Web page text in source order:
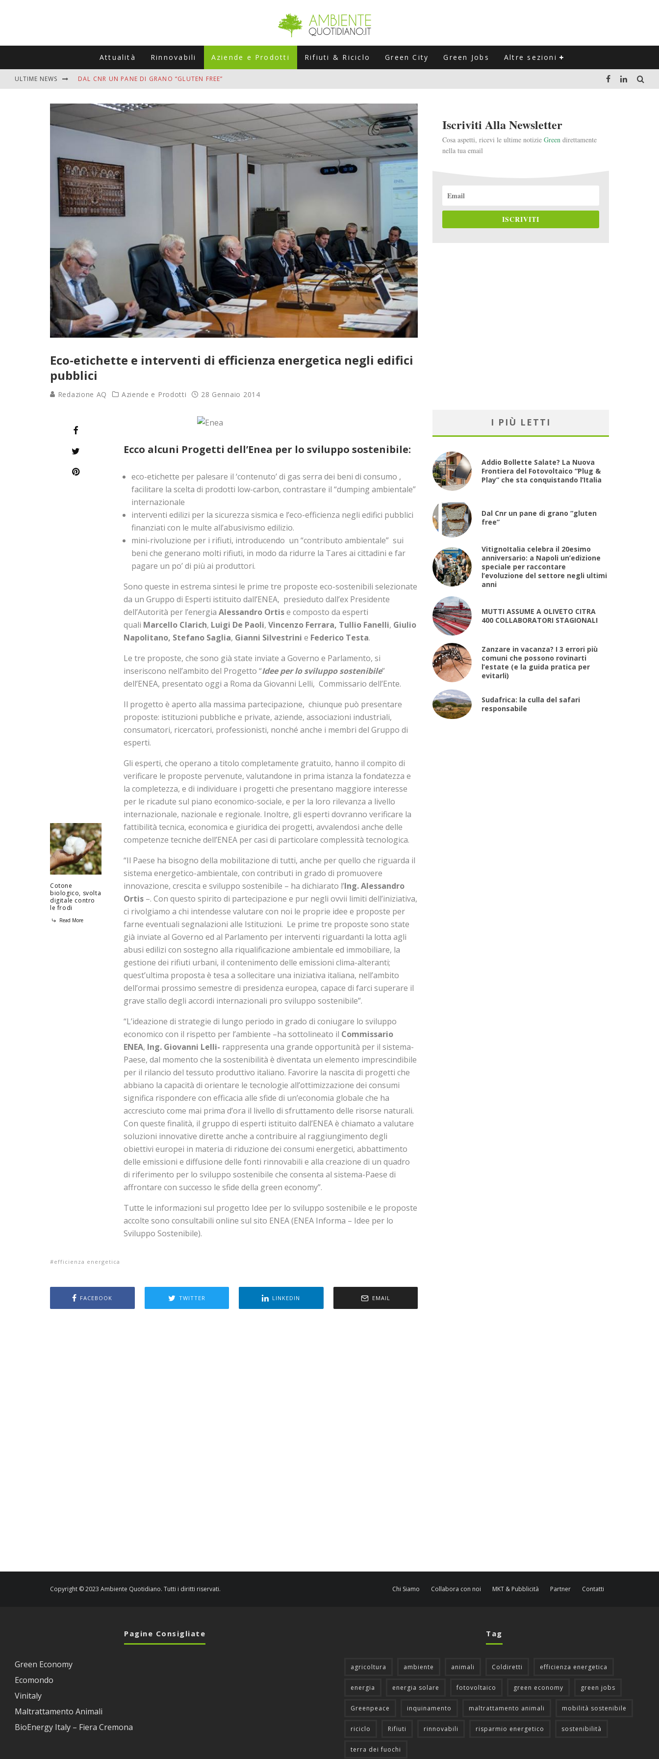
Attualità Rinnovabili Aziende e Prodotti Rifiuti & Riciclo Green City Green Jobs Altre sezioni
ULTIME NEWS DAL CNR UN PANE DI GRANO “GLUTEN FREE”
MUTTI ASSUME A OLIVETO CITRA 400 COLLABORATORI STAGIONALI
ZANZARE IN VACANZA? I 3 ERRORI PIÙ COMUNI CHE POSSONO ROVINARTI L’ESTATE (E LA GUIDA PRATICA PER EVITARLI)
ADDIO BOLLETTE SALATE? LA NUOVA FRONTIERA DEL FOTOVOLTAICO "PLUG & PLAY" CHE STA CONQUISTANDO L'ITALIA
Eco-etichette e interventi di efficienza energetica negli edifici
pubblici
Redazione AQ Aziende e Prodotti 28 Gennaio 2014
Cotone
biologico, svolta
digitale contro
le frodi
Read More
Ecco alcuni Progetti dell’Enea per lo sviluppo sostenibile:
eco-etichette per palesare il ‘contenuto’ di gas serra dei beni di consumo ,
facilitare la scelta di prodotti low-carbon, contrastare il “dumping ambientale”
internazionale
interventi edilizi per la sicurezza sismica e l’eco-efficienza negli edifici pubblici
finanziati con le multe all’abusivismo edilizio.
mini-rivoluzione per i rifiuti, introducendo un “contributo ambientale” sui
beni che generano molti rifiuti, in modo da ridurre la Tares ai cittadini e far
pagare un po’ di più ai produttori.
Sono queste in estrema sintesi le prime tre proposte eco-sostenibili selezionate
da un Gruppo di Esperti istituito dall’ENEA, presieduto dall’ex Presidente
dell’Autorità per l’energia Alessandro Ortise composto da esperti
quali Marcello Clarich, Luigi De Paoli, Vincenzo Ferrara, Tullio Fanelli, Giulio
Napolitano, Stefano Saglia, Gianni Silvestrini e Federico Testa.
Le tre proposte, che sono già state inviate a Governo e Parlamento, si
inseriscono nell’ambito del Progetto “Idee per lo sviluppo sostenibile”
dell’ENEA, presentato oggi a Roma da Giovanni Lelli, Commissario dell’Ente.
Il progetto è aperto alla massima partecipazione, chiunque può presentare
proposte: istituzioni pubbliche e private, aziende, associazioni industriali,
consumatori, ricercatori, professionisti, nonché anche i membri del Gruppo di
esperti.
Gli esperti, che operano a titolo completamente gratuito, hanno il compito di
verificare le proposte pervenute, valutandone in prima istanza la fondatezza e
la completezza, e di individuare i progetti che presentano maggiore interesse
per le ricadute sul piano economico-sociale, e per la loro rilevanza a livello
internazionale, nazionale e regionale. Inoltre, gli esperti dovranno verificare la
fattibilità tecnica, economica e giuridica dei progetti, avvalendosi anche delle
competenze tecniche dell’ENEA per casi di particolare complessità tecnologica.
“Il Paese ha bisogno della mobilitazione di tutti, anche per quello che riguarda il
sistema energetico-ambientale, con contributi in grado di promuovere
innovazione, crescita e sviluppo sostenibile – ha dichiarato l’Ing. Alessandro
Ortis –. Con questo spirito di partecipazione e pur negli ovvii limiti dell’iniziativa,
ci rivolgiamo a chi intendesse valutare con noi le proprie idee e proposte per
farne eventuali segnalazioni alle Istituzioni. Le prime tre proposte sono state
già inviate al Governo ed al Parlamento per interventi riguardanti la lotta agli
abusi edilizi con sostegno alla riqualificazione ambientale ed immobiliare, la
gestione dei rifiuti urbani, il contenimento delle emissioni clima-alteranti;
quest’ultima proposta è tesa a sollecitare una iniziativa italiana, nell’ambito
dell’ormai prossimo semestre di presidenza europea, capace di farci superare il
grave stallo degli accordi internazionali pro sviluppo sostenibile”.
“L’ideazione di strategie di lungo periodo in grado di coniugare lo sviluppo
economico con il rispetto per l’ambiente –ha sottolineato il Commissario
ENEA, Ing. Giovanni Lelli- rappresenta una grande opportunità per il sistema-
Paese, dal momento che la sostenibilità è diventata un elemento imprescindibile
per il rilancio del tessuto produttivo italiano. Favorire la nascita di progetti che
abbiano la capacità di orientare le tecnologie all’ottimizzazione dei consumi
significa rispondere con efficacia alle sfide di un’economia globale che ha
accresciuto come mai prima d’ora il livello di sfruttamento delle risorse naturali.
Con queste finalità, il gruppo di esperti istituito dall’ENEA è chiamato a valutare
soluzioni innovative dirette anche a contribuire al raggiungimento degli
obiettivi europei in materia di riduzione dei consumi energetici, abbattimento
delle emissioni e diffusione delle fonti rinnovabili e alla creazione di un quadro
di riferimento per lo sviluppo sostenibile che consenta al sistema-Paese di
affrontare con successo le sfide della green economy”.
Tutte le informazioni sul progetto Idee per lo sviluppo sostenibile e le proposte
accolte sono consultabili online sul sito ENEA (ENEA Informa – Idee per lo
Sviluppo Sostenibile).
efficienza energetica
FACEBOOK TWITTER LINKEDIN EMAIL
Iscriviti Alla Newsletter
Cosa aspetti, ricevi le ultime notizie Green direttamente
nella tua email
ISCRIVITI
I PIÙ LETTI
Addio Bollette Salate? La Nuova
Frontiera del Fotovoltaico “Plug &
Play” che sta conquistando l’Italia
Dal Cnr un pane di grano “gluten
free”
VitignoItalia celebra il 20esimo
anniversario: a Napoli un’edizione
speciale per raccontare
l’evoluzione del settore negli ultimi
anni
MUTTI ASSUME A OLIVETO CITRA
400 COLLABORATORI STAGIONALI
Zanzare in vacanza? I 3 errori più
comuni che possono rovinarti
l’estate (e la guida pratica per
evitarli)
Sudafrica: la culla del safari
responsabile
Copyright © 2023 Ambiente Quotidiano. Tutti i diritti riservati. Chi Siamo Collabora con noi MKT & Pubblicità Partner Contatti
Pagine Consigliate
Green Economy
Ecomondo
Vinitaly
Maltrattamento Animali
BioEnergy Italy – Fiera Cremona
Tag
agricoltura ambiente animali Coldiretti efficienza energetica
energia energia solare fotovoltaico green economy green jobs
Greenpeace inquinamento maltrattamento animali mobilità sostenibile
riciclo Rifiuti rinnovabili risparmio energetico sostenibilità
terra dei fuochi